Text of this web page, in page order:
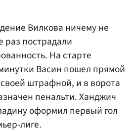
Вилкова ничему не
раз пострадали
На старте
Васин пошел прямой
штрафной, и в ворота
пенальти. Ханджич
оформил первый гол
лиге.